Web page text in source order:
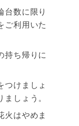
台数に限り
ご利用いた
持ち帰りに
つけましょ
しょう。
火はやめま